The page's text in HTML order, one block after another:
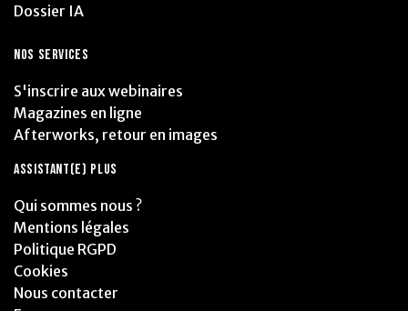
Dossier IA
NOS SERVICES
S'inscrire aux webinaires
Magazines en ligne
Afterworks, retour en images
ASSISTANT(E) PLUS
Qui sommes nous ?
Mentions légales
Politique RGPD
Cookies
Nous contacter